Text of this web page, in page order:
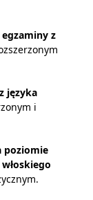
z
języka
i
poziomie